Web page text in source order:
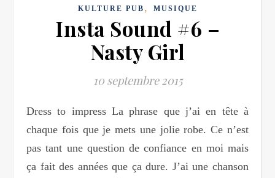
KULTURE PUB , MUSIQUE
Insta Sound #6 –
Nasty Girl
10 septembre 2015
Dress to impress La phrase que j’ai en tête à
chaque fois que je mets une jolie robe. Ce n’est
pas tant une question de confiance en moi mais
ça fait des années que ça dure. J’ai une chanson